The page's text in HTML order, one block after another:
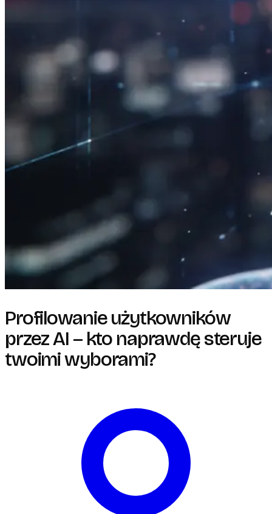
Profilowanie użytkowników
przez AI – kto naprawdę steruje
twoimi wyborami?